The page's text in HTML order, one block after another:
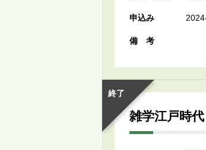
申込み
備考
終了
雑学江戸時